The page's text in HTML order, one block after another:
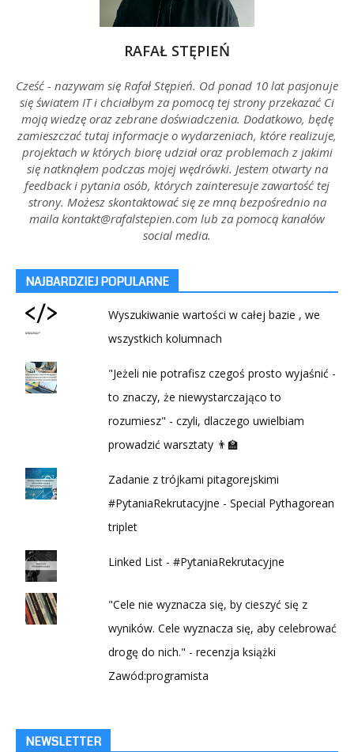
RAFAŁ STĘPIEŃ
Cześć - nazywam się Rafał Stępień. Od ponad 10 lat pasjonuje
się światem IT i chciałbym za pomocą tej strony przekazać Ci
moją wiedzę oraz zebrane doświadczenia. Dodatkowo, będę
zamieszczać tutaj informacje o wydarzeniach, które realizuje,
projektach w których biorę udział oraz problemach z jakimi
się natknąłem podczas mojej wędrówki. Jestem otwarty na
feedback i pytania osób, których zainteresuje zawartość tej
strony. Możesz skontaktować się ze mną bezpośrednio na
maila kontakt@rafalstepien.com lub za pomocą kanałów
social media.
NAJBARDZIEJ POPULARNE
Wyszukiwanie wartości w całej bazie , we
wszystkich kolumnach
"Jeżeli nie potrafisz czegoś prosto wyjaśnić -
to znaczy, że niewystarczająco to
rozumiesz" - czyli, dlaczego uwielbiam
prowadzić warsztaty 👨‍🏫
Zadanie z trójkami pitagorejskimi
#PytaniaRekrutacyjne - Special Pythagorean
triplet
Linked List - #PytaniaRekrutacyjne
"Cele nie wyznacza się, by cieszyć się z
wyników. Cele wyznacza się, aby celebrować
drogę do nich." - recenzja książki
Zawód:programista
NEWSLETTER